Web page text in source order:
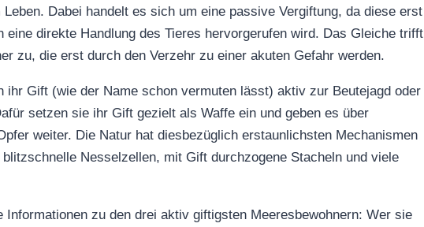
Dabei handelt es sich um eine passive Vergiftung, da diese erst
eine direkte Handlung des Tieres hervorgerufen wird. Das Gleiche trifft
zu, die erst durch den Verzehr zu einer akuten Gefahr werden.
ihr Gift (wie der Name schon vermuten lässt) aktiv zur Beutejagd oder
setzen sie ihr Gift gezielt als Waffe ein und geben es über
weiter. Die Natur hat diesbezüglich erstaunlichsten Mechanismen
Nesselzellen, mit Gift durchzogene Stacheln und viele
Informationen zu den drei aktiv giftigsten Meeresbewohnern: Wer sie